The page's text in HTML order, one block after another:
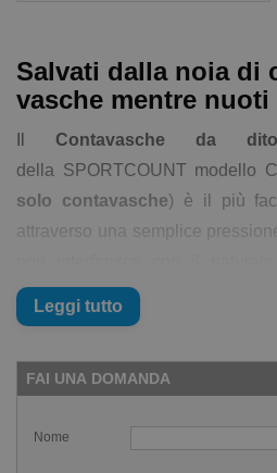
Salvati dalla noia di
vasche mentre nuoti
Contavasche da
della SPORTCOUNT modello
solo contavasche) è il più
attraverso una semplice
sportiva. Il modello
9.999 vasche. Non dovrai più
quello che ti pare, che a
SPORTCOUNT!
Leggi tutto
FAI UNA DOMANDA
Nome